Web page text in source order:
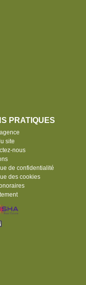
PRATIQUES
site
nous
de confidentialité
des cookies